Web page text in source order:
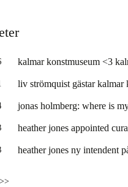
kalmar konstmuseum <3
liv strömquist gästar kalmar
jonas holmberg: where is
heather jones appointed
heather jones ny intendent